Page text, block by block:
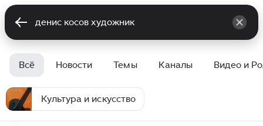
Всё Новости Темы Каналы Видео и
Культура и искусство